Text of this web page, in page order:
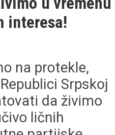
interesa!
na protekle,
Srpskoj
da živimo
ličnih